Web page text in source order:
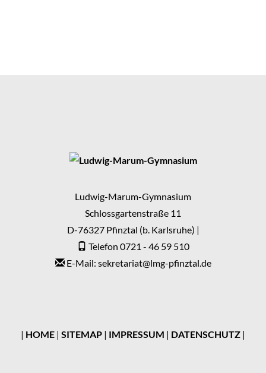
Ludwig-Marum-Gymnasium
Schlossgartenstraße 11
D-76327 Pfinztal (b. Karlsruhe) |
Telefon 0721 - 46 59 510
E-Mail: sekretariat@lmg-pfinztal.de
| HOME | SITEMAP | IMPRESSUM | DATENSCHUTZ |